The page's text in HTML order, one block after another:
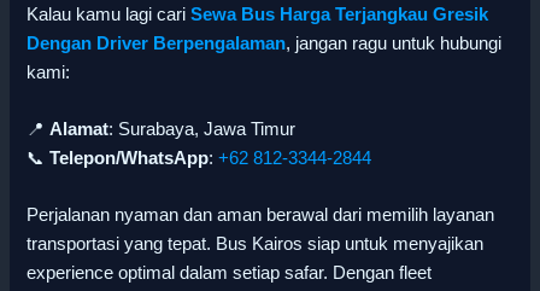
Kalau kamu lagi cariSewa Bus Harga Terjangkau Gresik
Dengan Driver Berpengalaman, jangan ragu untuk hubungi
kami:
📍Alamat: Surabaya, Jawa Timur
📞Telepon/WhatsApp:+62 812-3344-2844
Perjalanan nyaman dan aman berawal dari memilih layanan
transportasi yang tepat. Bus Kairos siap untuk menyajikan
experience optimal dalam setiap safar. Dengan fleet